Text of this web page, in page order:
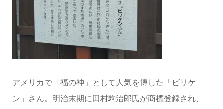
アメリカで「福の神」として人気を博した「ビリケ
ン」さん。明治末期に田村駒治郎氏が商標登録され、